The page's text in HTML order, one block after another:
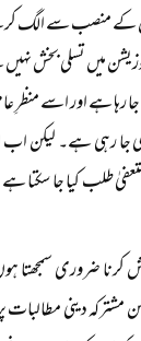
کے منصب سے الگ
میں تسلی بخش
جا رہا ہے اور اسے
رہی ہے۔ لیکن اب
طلب کیا جا
ضروری سمجھتا
دینی